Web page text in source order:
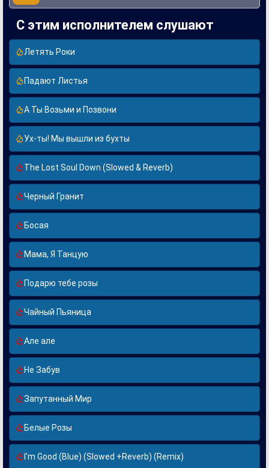
С этим исполнителем слушают
Летять Роки
Падают Листья
А Ты Возьми и Позвони
Ух-ты! Мы вышли из бухты
The Lost Soul Down (Slowed & Reverb)
Черный Гранит
Босая
Мама, Я Танцую
Подарю тебе розы
Чайный Пьяница
Але але
Не Забув
Запутанный Мир
Белые Розы
I'm Good (Blue) (Slowed +Reverb) (Remix)